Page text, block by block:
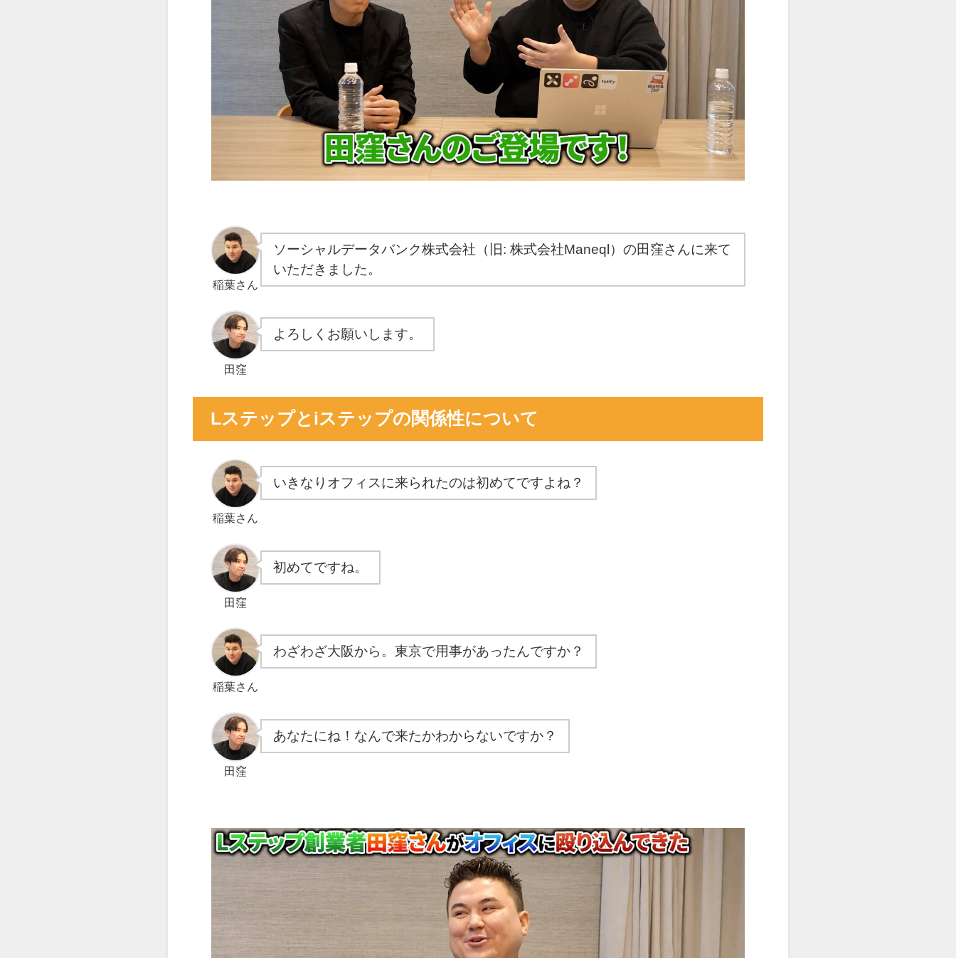
稲葉さん
ソーシャルデータバンク株式会社（旧: 株式会社Maneql）の田窪さんに来て
いただきました。
田窪
よろしくお願いします。
Lステップとiステップの関係性について
稲葉さん
いきなりオフィスに来られたのは初めてですよね？
田窪
初めてですね。
稲葉さん
わざわざ大阪から。東京で用事があったんですか？
田窪
あなたにね！なんで来たかわからないですか？